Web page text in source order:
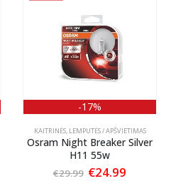
-17%
KAITRINĖS, LEMPUTĖS / APŠVIETIMAS
Osram Night Breaker Silver
H11 55w
€29.99 Original
€24.99